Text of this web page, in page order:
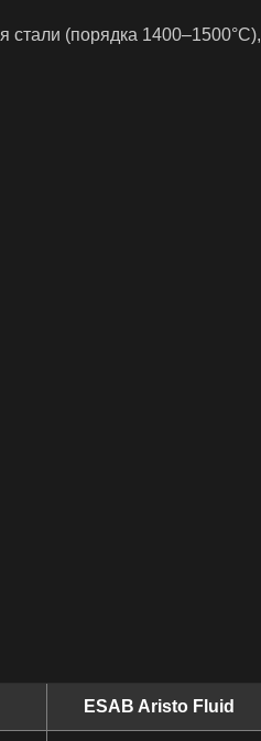
стали (порядка 1400–1500°C),
ESAB Aristo Fluid